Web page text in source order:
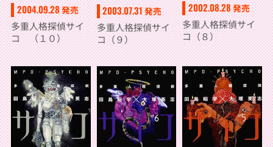
2004.09.28発売
多重人格探偵サイ
コ （１０）
2003.07.31 発売
多重人格探偵サイ
コ（９）
2002.08.28 発売
多重人格探偵サイ
コ（８）